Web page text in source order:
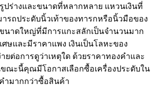
ปร่างและขนาดที่หลากหลาย แหวนเงินที่
ารถประดับนิ้วเท้าของทารกหรือนิ้วมือของ
นาดใหญ่ที่มีการแกะสลักเป็นจำนวนมาก
ษและมีราคาแพง เงินเป็นโลหะของ
ยต่อการดูว่าเหตุใด ด้วยราคาทองคำและ
ณะนี้คุณมีโอกาสเลือกซื้อเครื่องประดับใน
มากกว่าซื้อสินค้า